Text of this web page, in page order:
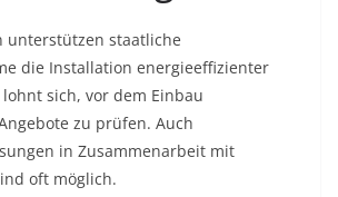
unterstützen staatliche
die Installation energieeffizienter
lohnt sich, vor dem Einbau
zu prüfen. Auch
in Zusammenarbeit mit
oft möglich.